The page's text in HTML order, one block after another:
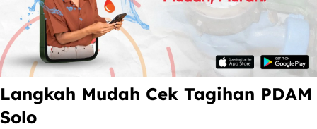
Langkah Mudah Cek Tagihan PDAM
Solo